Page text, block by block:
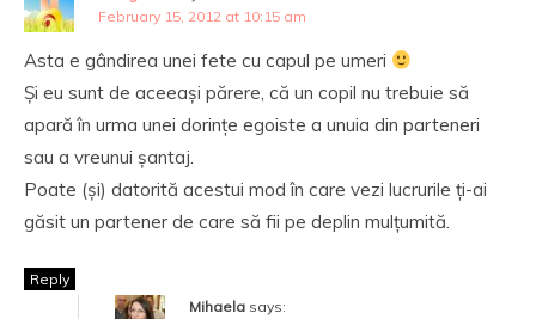
February 15, 2012 at 10:15 am
Asta e gândirea unei fete cu capul pe umeri
Și eu sunt de aceeași părere, că un copil nu trebuie să
apară în urma unei dorințe egoiste a unuia din parteneri
sau a vreunui șantaj.
Poate (și) datorită acestui mod în care vezi lucrurile ți-ai
găsit un partener de care să fii pe deplin mulțumită.
Reply
Mihaela says: